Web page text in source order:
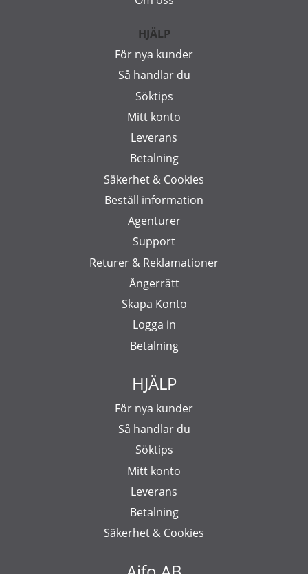
HJÄLP
För nya kunder
Så handlar du
Söktips
Mitt konto
Leverans
Betalning
Säkerhet & Cookies
Beställ information
Agenturer
Support
Returer & Reklamationer
Ångerrätt
Skapa Konto
Logga in
Betalning
HJÄLP
För nya kunder
Så handlar du
Söktips
Mitt konto
Leverans
Betalning
Säkerhet & Cookies